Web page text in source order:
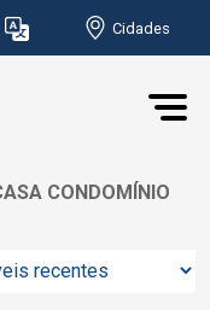
Cidades
CONDOMÍNIO